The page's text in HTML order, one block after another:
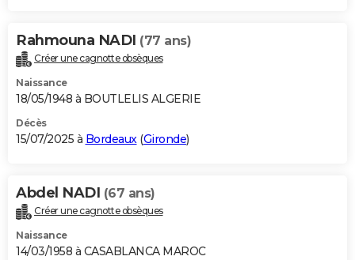
Bricolage
Lifestyle
Culture
Sport
Auto
Television
Voyage
Cinema
Rahmouna NADI (77 ans)
Créer une cagnotte obsèques
Naissance
18/05/1948 à BOUTLELIS ALGERIE
Décès
15/07/2025 à Bordeaux(Gironde)
Abdel NADI (67 ans)
Créer une cagnotte obsèques
Naissance
14/03/1958 à CASABLANCA MAROC